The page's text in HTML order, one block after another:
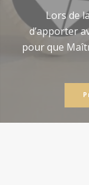
Lors de
d’apporter
pour que